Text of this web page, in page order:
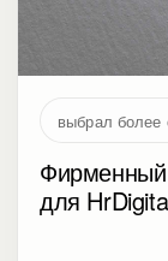
выбрал более
Фирменный
для